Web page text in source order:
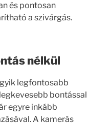
és pontosan
a szivárgás.
nélkül
legfontosabb
bontással
egyre inkább
A kamerás